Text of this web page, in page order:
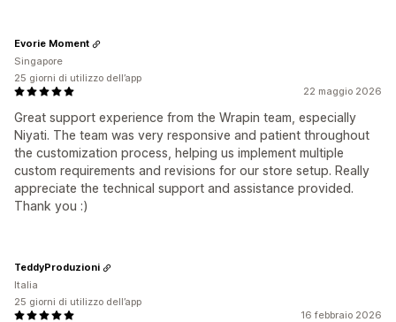
22 maggio 2026
Great support experience from the Wrapin team, especially
Niyati. The team was very responsive and patient throughout
the customization process, helping us implement multiple
custom requirements and revisions for our store setup. Really
appreciate the technical support and assistance provided.
Thank you :)
Evorie Moment
Singapore
25 giorni di utilizzo dell’app
16 febbraio 2026
TeddyProduzioni
Italia
25 giorni di utilizzo dell’app